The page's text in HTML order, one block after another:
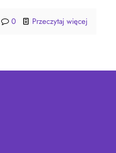
0 Przeczytaj więcej